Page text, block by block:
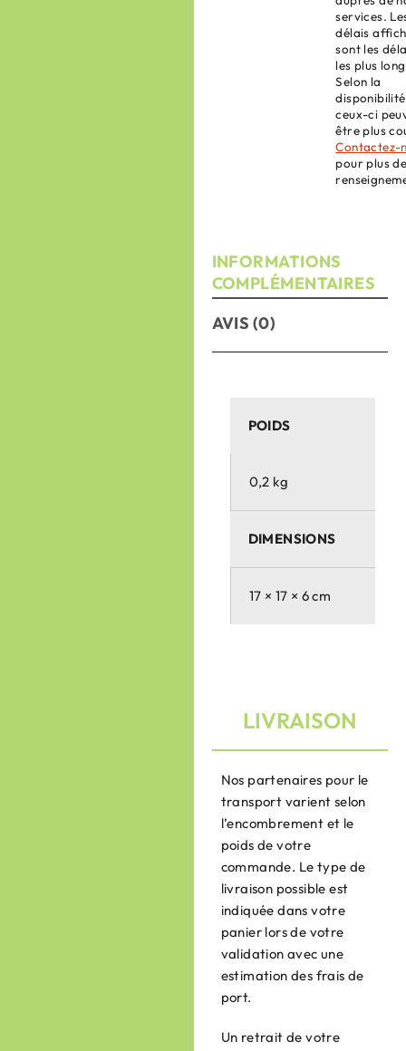
services.
délais
sont les
les plus
Selon la
ceux-ci
être plus
Contactez-
pour plus
INFORMATIONS
COMPLÉMENTAIRES
AVIS (0)
POIDS
0,2 kg
DIMENSIONS
17 × 17 × 6 cm
LIVRAISON
Nos partenaires pour le
transport varient selon
l’encombrement et le
poids de votre
commande. Le type de
livraison possible est
indiquée dans votre
panier lors de votre
validation avec une
estimation des frais de
port.
Un retrait de votre